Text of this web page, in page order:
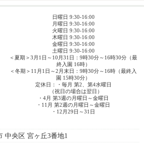
日曜日 9:30-16:00
月曜日 9:30-16:00
火曜日 9:30-16:00
木曜日 9:30-16:00
金曜日 9:30-16:00
土曜日 9:30-16:00
＜夏期＞3月1日～10月31日：9時30分～16時30分（最
終入園 16時）
＜冬期＞11月1日～2月末日：9時30分～16時（最終入
園 15時30分）
定休日：・毎月 第2、第4水曜日
（祝日の場合は翌日）
・4月 第3週の月曜日～金曜日
・11月 第2週の月曜日～金曜日
・12月29日～31日
中央区 宮ヶ丘3番地1